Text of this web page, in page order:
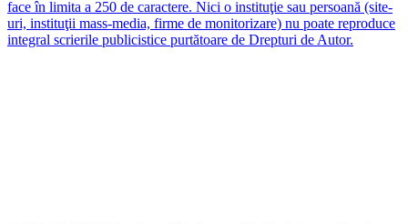
face în limita a 250 de caractere. Nici o instituţie sau persoană (site-
uri, instituţii mass-media, firme de monitorizare) nu poate reproduce
integral scrierile publicistice purtătoare de Drepturi de Autor.